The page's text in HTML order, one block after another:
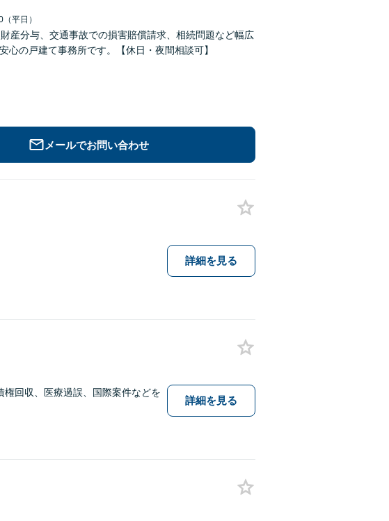
平日）
産分与、交通事故での損害賠償請求、相続問題など幅広
の戸建て事務所です。【休日・夜間相談可】
メールでお問い合わせ
詳細を見る
権回収、医療過誤、国際案件などを
詳細を見る